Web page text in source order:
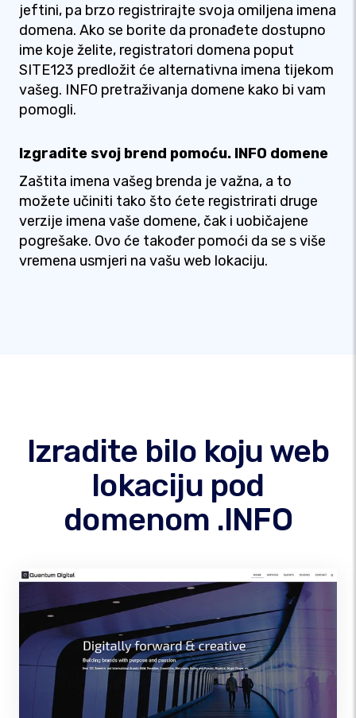
jeftini, pa brzo registrirajte svoja omiljena imena
domena. Ako se borite da pronađete dostupno
ime koje želite, registratori domena poput
SITE123 predložit će alternativna imena tijekom
vašeg. INFO pretraživanja domene kako bi vam
pomogli.
Izgradite svoj brend pomoću. INFO domene
Zaštita imena vašeg brenda je važna, a to
možete učiniti tako što ćete registrirati druge
verzije imena vaše domene, čak i uobičajene
pogrešake. Ovo će također pomoći da se s više
vremena usmjeri na vašu web lokaciju.
Izradite bilo koju web
lokaciju pod
domenom .INFO